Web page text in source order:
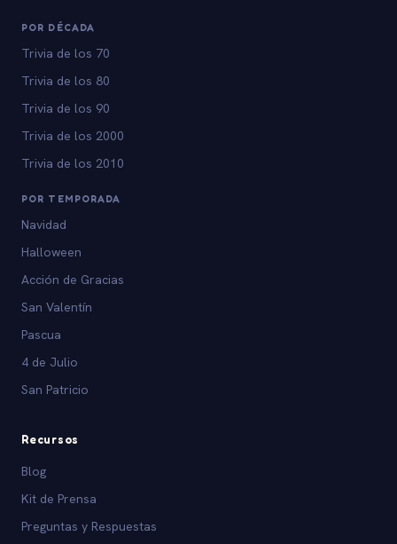
POR DÉCADA
Trivia de los 70
Trivia de los 80
Trivia de los 90
Trivia de los 2000
Trivia de los 2010
POR TEMPORADA
Navidad
Halloween
Acción de Gracias
San Valentín
Pascua
4 de Julio
San Patricio
Recursos
Blog
Kit de Prensa
Preguntas y Respuestas